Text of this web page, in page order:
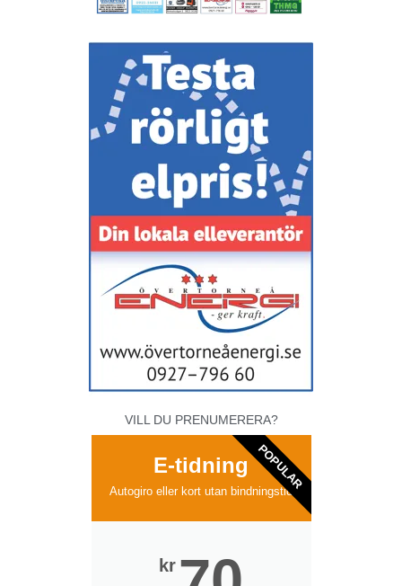
VILL DU PRENUMERERA?
E-tidning
Autogiro eller kort utan bindningstid
kr
POPULAR